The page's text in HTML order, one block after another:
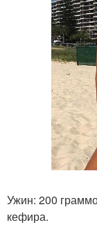
Ужин: 200
кефира.